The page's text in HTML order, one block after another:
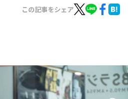
この記事をシェア